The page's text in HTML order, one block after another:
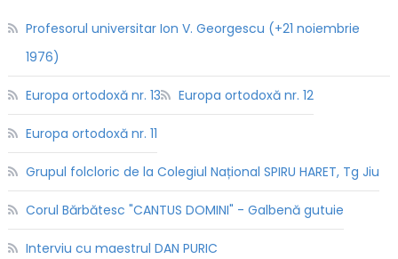
Profesorul universitar Ion V. Georgescu (+21 noiembrie
1976)
Europa ortodoxă nr. 13 Europa ortodoxă nr. 12
Europa ortodoxă nr. 11
Grupul folcloric de la Colegiul Național SPIRU HARET, Tg Jiu
Corul Bărbătesc "CANTUS DOMINI" - Galbenă gutuie
Interviu cu maestrul DAN PURIC